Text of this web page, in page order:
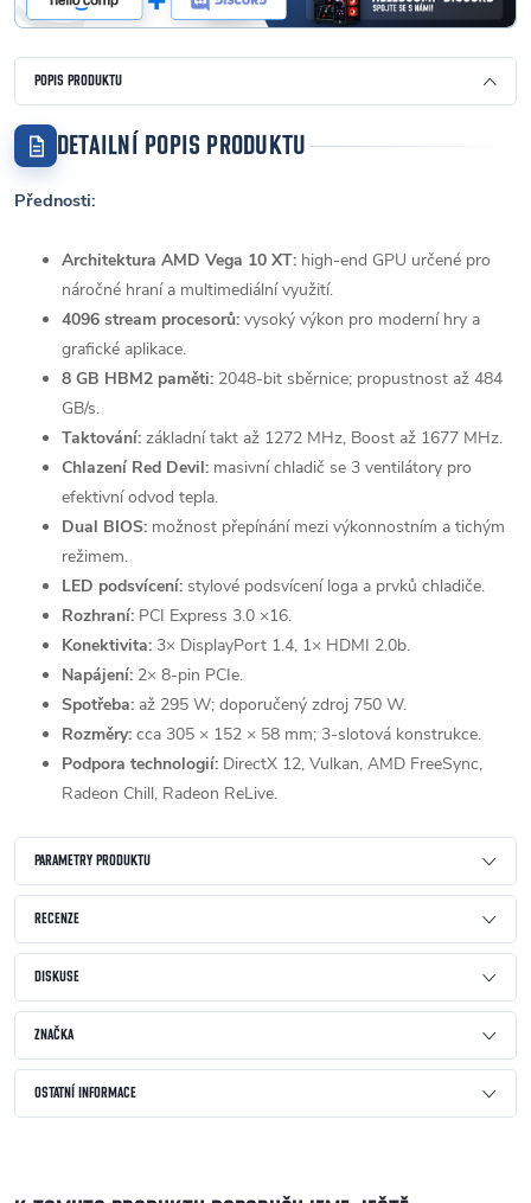
POPIS PRODUKTU
DETAILNÍ POPIS PRODUKTU
Přednosti:
Architektura AMD Vega 10 XT: high-end GPU určené pro
náročné hraní a multimediální využití.
4096 stream procesorů: vysoký výkon pro moderní hry a
grafické aplikace.
8 GB HBM2 paměti: 2048-bit sběrnice; propustnost až 484
GB/s.
Taktování: základní takt až 1272 MHz, Boost až 1677 MHz.
Chlazení Red Devil: masivní chladič se 3 ventilátory pro
efektivní odvod tepla.
Dual BIOS: možnost přepínání mezi výkonnostním a tichým
režimem.
LED podsvícení: stylové podsvícení loga a prvků chladiče.
Rozhraní: PCI Express 3.0 ×16.
Konektivita: 3× DisplayPort 1.4, 1× HDMI 2.0b.
Napájení: 2× 8-pin PCIe.
Spotřeba: až 295 W; doporučený zdroj 750 W.
Rozměry: cca 305 × 152 × 58 mm; 3-slotová konstrukce.
Podpora technologií: DirectX 12, Vulkan, AMD FreeSync,
Radeon Chill, Radeon ReLive.
PARAMETRY PRODUKTU
RECENZE
DISKUSE
ZNAČKA
OSTATNÍ INFORMACE